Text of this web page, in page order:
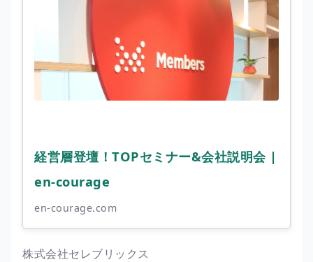
経営層登壇！TOPセミナー&会社説明会 |
en-courage
en-courage.com
株式会社セレブリックス